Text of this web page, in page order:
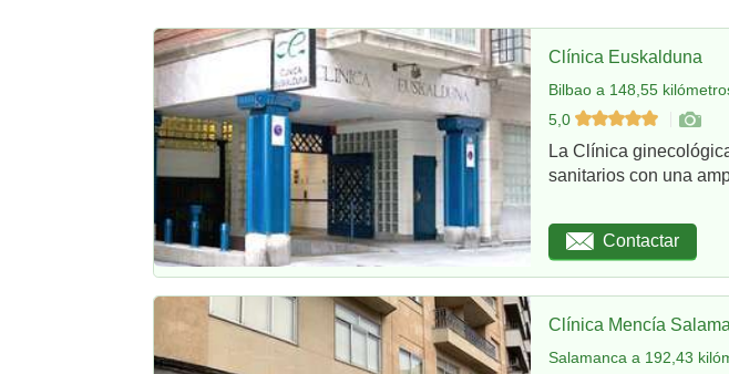
Clínica Euskalduna
Bilbao a 148,55
5,0
La Clínica
sanitarios con una
Contactar
Clínica Mencía
Salamanca a 192,43